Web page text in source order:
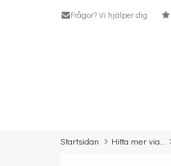
Frågor? Vi hjälper dig
Startsidan Hitta mer via...